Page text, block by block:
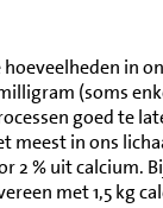
in
(soms
goed te
meest in ons
2 % uit calcium.
met 1,5 kg